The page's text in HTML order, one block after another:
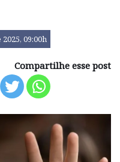
09:00h
Compartilhe esse post